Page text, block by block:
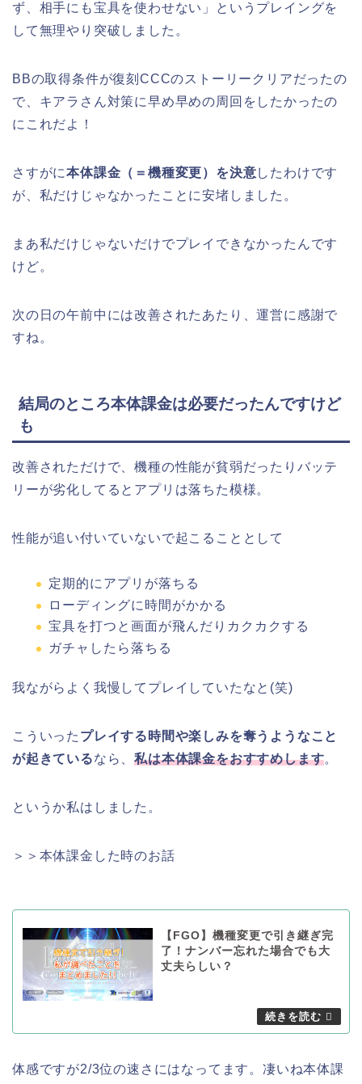
ず、相手にも宝具を使わせない」というプレイングを
して無理やり突破しました。
BBの取得条件が復刻CCCのストーリークリアだったの
で、キアラさん対策に早め早めの周回をしたかったの
にこれだよ！
さすがに本体課金（＝機種変更）を決意したわけです
が、私だけじゃなかったことに安堵しました。
まあ私だけじゃないだけでプレイできなかったんです
けど。
次の日の午前中には改善されたあたり、運営に感謝で
すね。
結局のところ本体課金は必要だったんですけど
も
改善されただけで、機種の性能が貧弱だったりバッテ
リーが劣化してるとアプリは落ちた模様。
性能が追い付いていないで起こることとして
定期的にアプリが落ちる
ローディングに時間がかかる
宝具を打つと画面が飛んだりカクカクする
ガチャしたら落ちる
我ながらよく我慢してプレイしていたなと(笑)
こういった プレイする時間や楽しみを奪うようなこと
が起きているなら、私は本体課金をおすすめします。
というか私はしました。
＞＞本体課金した時のお話
【FGO】機種変更で引き継ぎ完
了！ナンバー忘れた場合でも大
丈夫らしい？
体感ですが2/3位の速さにはなってます。凄いね本体課